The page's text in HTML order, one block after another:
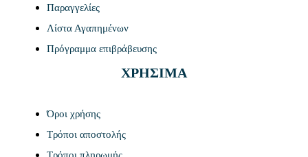
Παραγγελίες
Λίστα Αγαπημένων
Πρόγραμμα επιβράβευσης
ΧΡΗΣΙΜΑ
Όροι χρήσης
Τρόποι αποστολής